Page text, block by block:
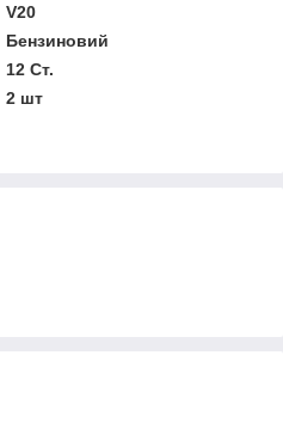
V20
Бензиновий
12 Ст.
2 шт